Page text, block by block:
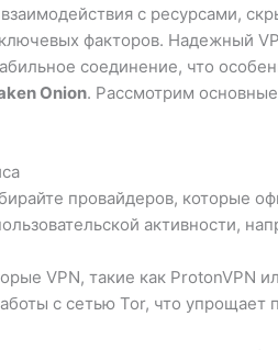
с ресурсами,
факторов. Надежный
соединение, что
Onion. Рассмотрим
провайдеров, которые
активности,
VPN, такие как ProtonVPN
с сетью Tor, что